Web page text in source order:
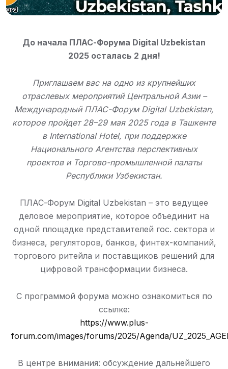
До начала ПЛАС-Форума Digital Uzbekistan
2025 осталась 2 дня!
Приглашаем вас на одно из крупнейших
отраслевых мероприятий Центральной Азии –
Международный ПЛАС-Форум Digital Uzbekistan,
которое пройдет 28–29 мая 2025 года в Ташкенте
в International Hotel, при поддержке
Национального Агентства перспективных
проектов и Торгово-промышленной палаты
Республики Узбекистан.
ПЛАС-Форум Digital Uzbekistan – это ведущее
деловое мероприятие, которое объединит на
одной площадке представителей гос. сектора и
бизнеса, регуляторов, банков, финтех-компаний,
торгового ритейла и поставщиков решений для
цифровой трансформации бизнеса.
С программой форума можно ознакомиться по
ссылке:
https://www.plus-
forum.com/images/forums/2025/Agenda/
В центре внимания: обсуждение дальнейшего